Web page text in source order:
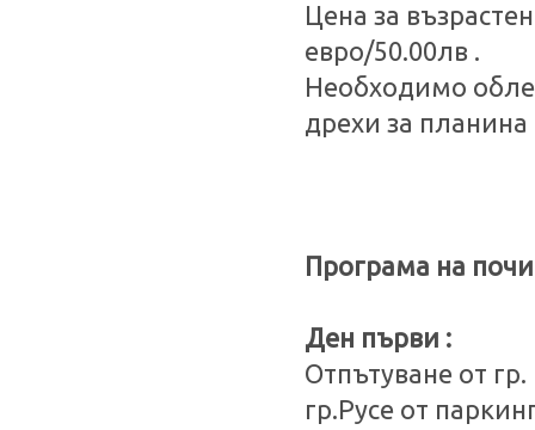
Цена за
евро/50.00лв .
Необходимо
дрехи за
Програма на
Ден първи :
Отпътуване от
гр.Русе от